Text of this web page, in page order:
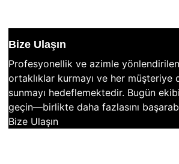
Bize Ulaşın
Profesyonellik ve azimle yönlendirilen
ortaklıklar kurmayı ve her müşteriye
sunmayı hedeflemektedir. Bugün
geçin—birlikte daha fazlasını
Bize Ulaşın